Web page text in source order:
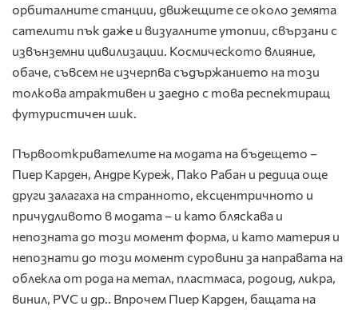
орбиталните станции, движещите се около земята
сателити пък даже и визуалните утопии, свързани с
извънземни цивилизации. Космическото влияние,
обаче, съвсем не изчерпва съдържанието на този
толкова атрактивен и заедно с това респектиращ
футуристичен шик.
Първооткривателите на модата на бъдещето –
Пиер Карден, Андре Куреж, Пако Рабан и редица още
други залагаха на странното, ексцентричното и
причудливото в модата – и като бляскава и
непозната до този момент форма, и като материя и
непознати до този момент суровини за направата на
облекла от рода на метал, пластмаса, родоид, ликра,
винил, PVC и др.. Впрочем Пиер Карден, бащата на